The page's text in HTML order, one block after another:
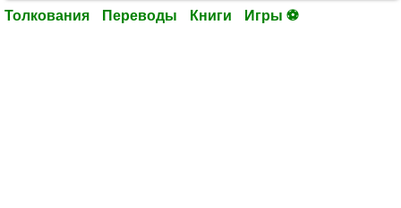
Толкования Переводы Книги Игры ⚽